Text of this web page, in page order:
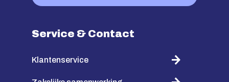
Service & Contact
Klantenservice